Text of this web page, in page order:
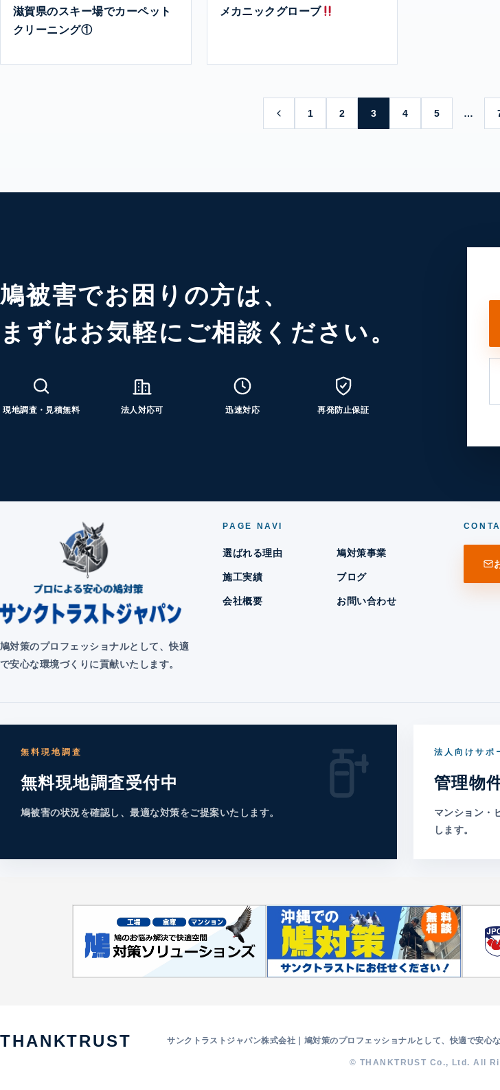
滋賀県のスキー場でカーペット
クリーニング①
メカニックグローブ
1 2 3 4 5 …
鳩被害でお困りの方は、
まずはお気軽にご相談ください。
現地調査・見積無料 法人対応可 迅速対応 再発防止保証
鳩対策のプロフェッショナルとして、快適
で安心な環境づくりに貢献いたします。
PAGE NAVI
選ばれる理由 鳩対策事業
施工実績 ブログ
会社概要 お問い合わせ
無料現地調査
無料現地調査受付中
鳩被害の状況を確認し、最適な対策をご提案いたします。
法人向けサポ
管理物
マンション・
します。
THANKTRUST サンクトラストジャパン株式会社｜鳩対策のプロフェッショナルとして、快適で安心
© THANKTRUST Co., Ltd. All